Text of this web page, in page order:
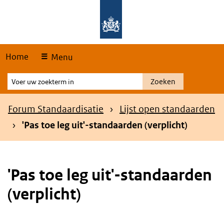
Home Menu
Voer
uw
zoekterm
Zoeken
Kruimelpad
Forum Standaardisatie
Lijst open standaarden
'Pas toe leg uit'-standaarden (verplicht)
'Pas toe leg uit'-standaarden
(verplicht)